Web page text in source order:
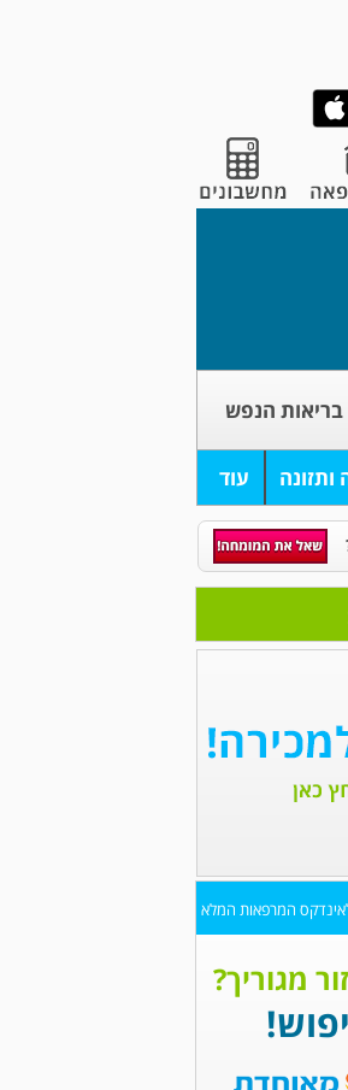
בריאות הנפש
ותזונה עוד
המרפאות המלא
מגוריך?